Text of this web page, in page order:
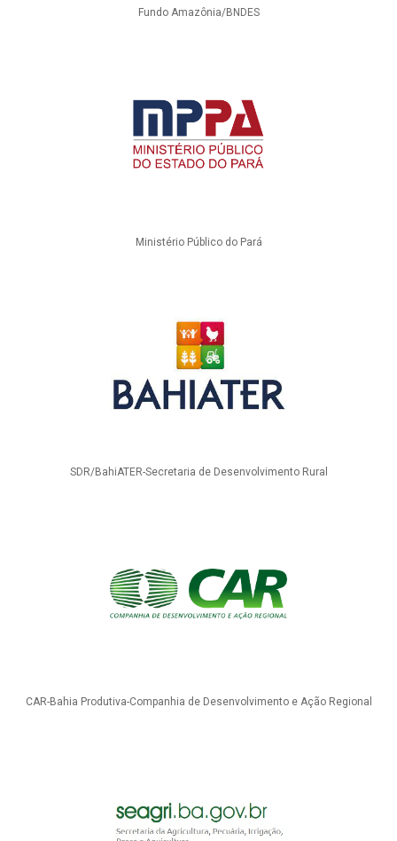
Fundo Amazônia/BNDES
Ministério Público do Pará
SDR/BahiATER-Secretaria de Desenvolvimento Rural
CAR-Bahia Produtiva-Companhia de Desenvolvimento e Ação Regional